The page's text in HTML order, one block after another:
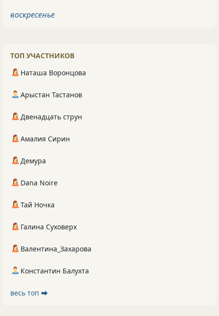
воскресенье
ТОП УЧАСТНИКОВ
Наташа Воронцова
Арыстан Тастанов
Двенадцать струн
Амалия Сирин
Демура
Dana Noire
Тай Ночка
Галина Суховерх
Валентина_Захарова
Константин Балухта
весь топ ⮕